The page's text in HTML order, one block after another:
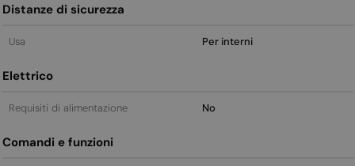
Distanze di sicurezza
Usa Per interni
Elettrico
Requisiti di alimentazione No
Comandi e funzioni